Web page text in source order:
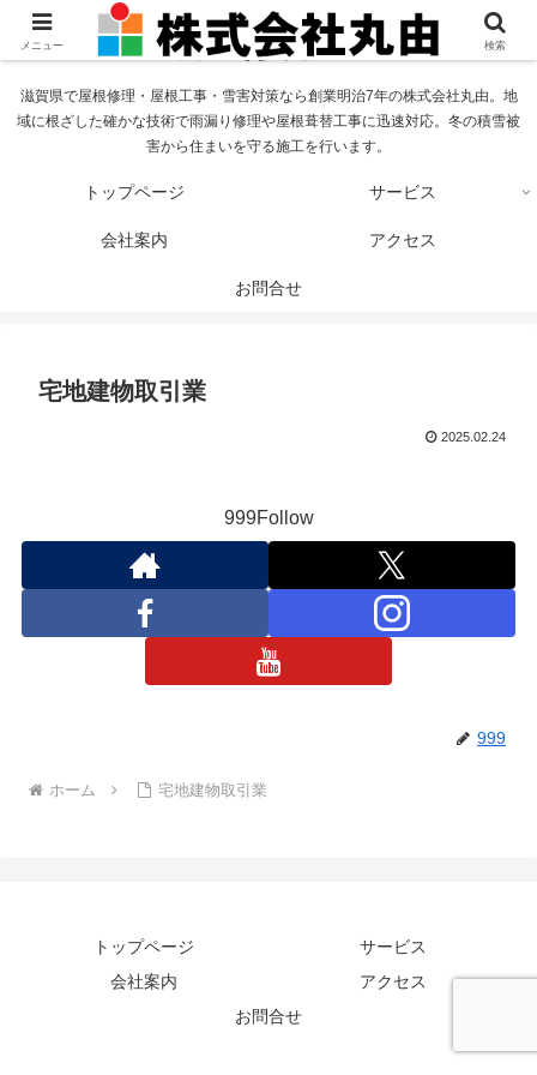
滋賀県で屋根修理・屋根工事・雪害対策なら創業明治7年の株式会社丸由。地
域に根ざした確かな技術で雨漏り修理や屋根葺替工事に迅速対応。冬の積雪被
害から住まいを守る施工を行います。
トップページ サービス
会社案内 アクセス
お問合せ
宅地建物取引業
2025.02.24
999Follow
999
ホーム 宅地建物取引業
トップページ
サービス
会社案内
アクセス
お問合せ
メニュー 検索